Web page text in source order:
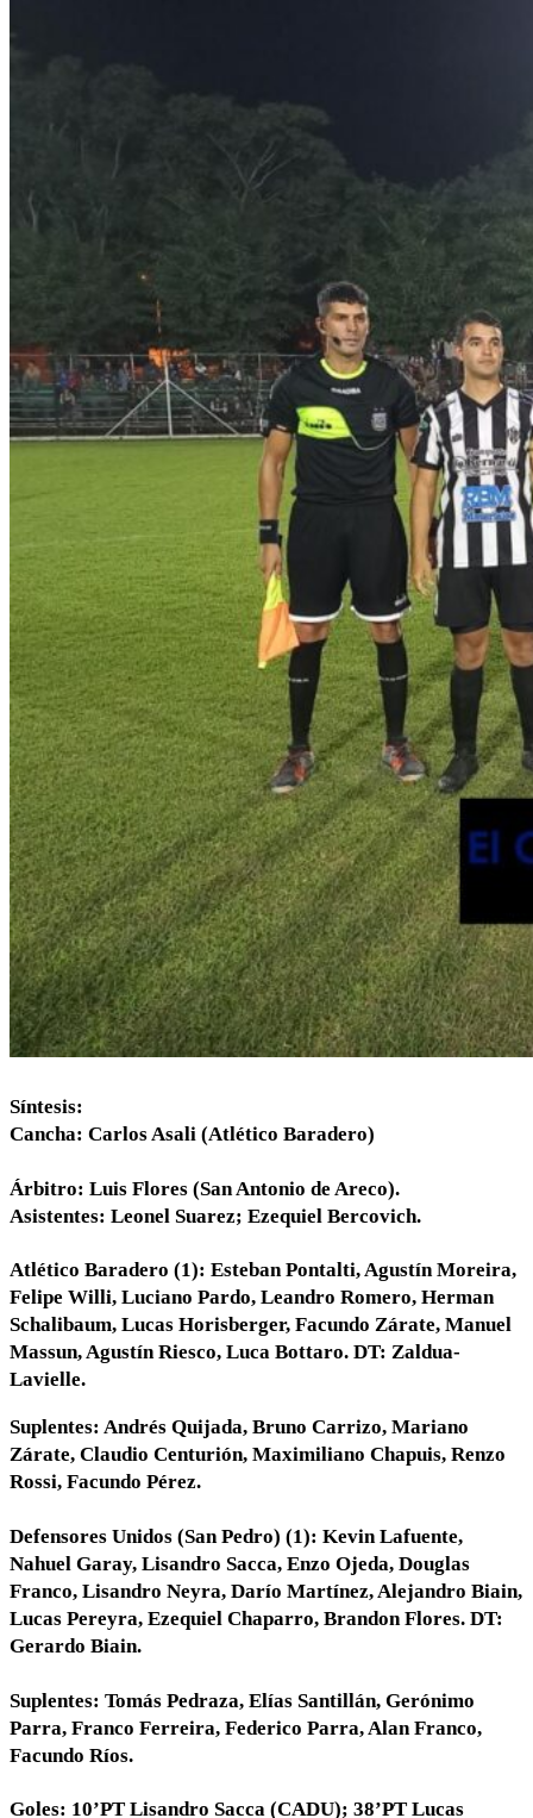
Síntesis:
Cancha: Carlos Asali (Atlético Baradero)
Árbitro: Luis Flores (San Antonio de Areco).
Asistentes: Leonel Suarez; Ezequiel Bercovich.
Atlético Baradero (1): Esteban Pontalti, Agustín Moreira,
Felipe Willi, Luciano Pardo, Leandro Romero, Herman
Schalibaum, Lucas Horisberger, Facundo Zárate, Manuel
Massun, Agustín Riesco, Luca Bottaro. DT: Zaldua-
Lavielle.
Suplentes: Andrés Quijada, Bruno Carrizo, Mariano
Zárate, Claudio Centurión, Maximiliano Chapuis, Renzo
Rossi, Facundo Pérez.
Defensores Unidos (San Pedro) (1): Kevin Lafuente,
Nahuel Garay, Lisandro Sacca, Enzo Ojeda, Douglas
Franco, Lisandro Neyra, Darío Martínez, Alejandro Biain,
Lucas Pereyra, Ezequiel Chaparro, Brandon Flores. DT:
Gerardo Biain.
Suplentes: Tomás Pedraza, Elías Santillán, Gerónimo
Parra, Franco Ferreira, Federico Parra, Alan Franco,
Facundo Ríos.
Goles: 10’PT Lisandro Sacca (CADU); 38’PT Lucas